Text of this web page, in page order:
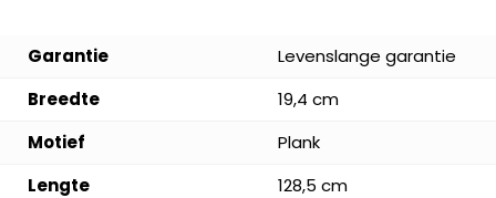
Garantie
Levenslange garantie
Breedte
19,4 cm
Motief
Plank
Lengte
128,5 cm